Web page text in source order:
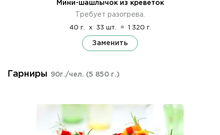
Мини-шашлычок из креветок
Требует разогрева.
40 г. x 33 шт. = 1 320 г.
Заменить
Гарниры 90г./чел. (5 850 г.)